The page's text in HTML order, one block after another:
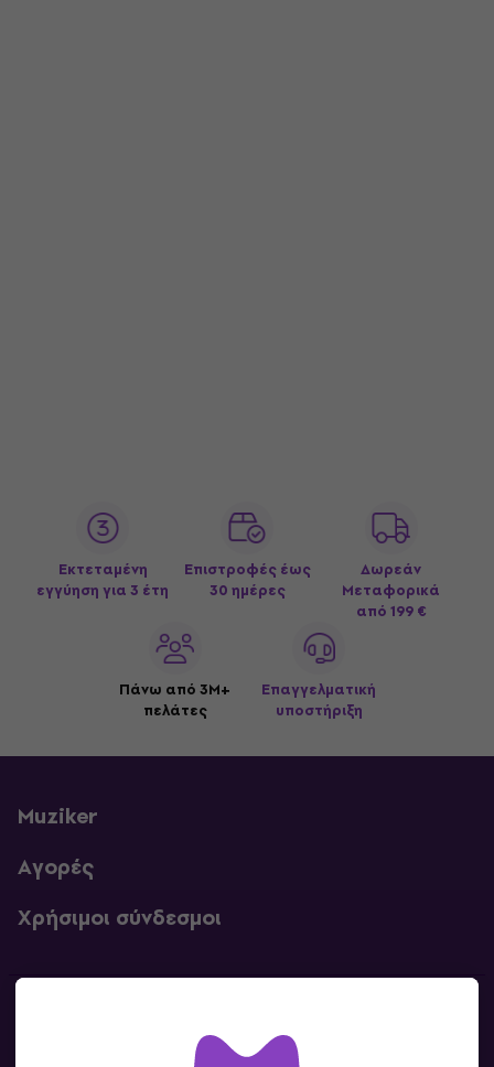
Εκτεταμένη
εγγύηση για 3 έτη
Επιστροφές έως
30 ημέρες
Δωρεάν
Μεταφορικά
από 199 €
Πάνω από 3M+
πελάτες
Επαγγελματική
υποστήριξη
Muziker
Αγορές
Χρήσιμοι σύνδεσμοι